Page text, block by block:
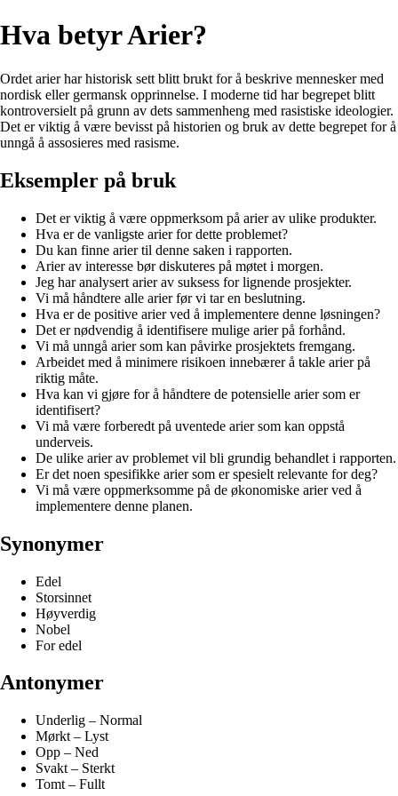
Hva betyr Arier?
Ordet arier har historisk sett blitt brukt for å beskrive mennesker med
nordisk eller germansk opprinnelse. I moderne tid har begrepet blitt
kontroversielt på grunn av dets sammenheng med rasistiske ideologier.
Det er viktig å være bevisst på historien og bruk av dette begrepet for å
unngå å assosieres med rasisme.
Eksempler på bruk
Det er viktig å være oppmerksom på arier av ulike produkter.
Hva er de vanligste arier for dette problemet?
Du kan finne arier til denne saken i rapporten.
Arier av interesse bør diskuteres på møtet i morgen.
Jeg har analysert arier av suksess for lignende prosjekter.
Vi må håndtere alle arier før vi tar en beslutning.
Hva er de positive arier ved å implementere denne løsningen?
Det er nødvendig å identifisere mulige arier på forhånd.
Vi må unngå arier som kan påvirke prosjektets fremgang.
Arbeidet med å minimere risikoen innebærer å takle arier på
riktig måte.
Hva kan vi gjøre for å håndtere de potensielle arier som er
identifisert?
Vi må være forberedt på uventede arier som kan oppstå
underveis.
De ulike arier av problemet vil bli grundig behandlet i rapporten.
Er det noen spesifikke arier som er spesielt relevante for deg?
Vi må være oppmerksomme på de økonomiske arier ved å
implementere denne planen.
Synonymer
Edel
Storsinnet
Høyverdig
Nobel
For edel
Antonymer
Underlig – Normal
Mørkt – Lyst
Opp – Ned
Svakt – Sterkt
Tomt – Fullt